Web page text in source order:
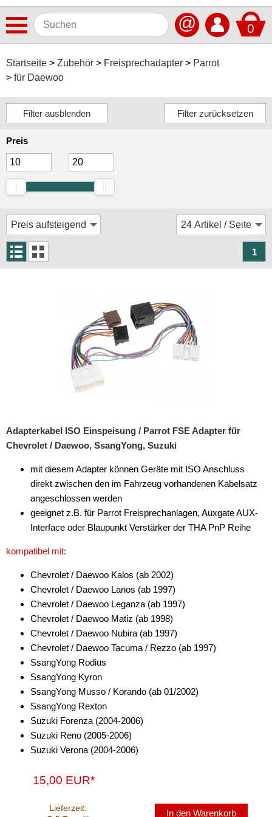
0
@
Startseite Zubehör Freisprechadapter
Parrot
für Daewoo
Autoradios
Dashcams
Freisprechanlagen
Lautsprecher
Navigationssoftware
Navigationssysteme
Antennenkabel
Antennensplitter
Antennenstab
Antennenstecker
Aux-In-Adapter
Bluetooth
CAN-BUS-Adapter
Cinch-Kabel
DAB+
Entriegelung
Entstörmaterial
Fahrzeughalter
Fernbedienungen
Preis
1
Adapterkabel ISO Einspeisung / Parrot FSE Adapter für
Chevrolet / Daewoo, SsangYong, Suzuki
mit diesem Adapter können Geräte mit ISO Anschluss
direkt zwischen den im Fahrzeug vorhandenen Kabelsatz
angeschlossen werden
geeignet z.B. für Parrot Freisprechanlagen, Auxgate AUX-
Interface oder Blaupunkt Verstärker der THA PnP Reihe
kompatibel mit:
Chevrolet / Daewoo Kalos (ab 2002)
Chevrolet / Daewoo Lanos (ab 1997)
Chevrolet / Daewoo Leganza (ab 1997)
Chevrolet / Daewoo Matiz (ab 1998)
Chevrolet / Daewoo Nubira (ab 1997)
Chevrolet / Daewoo Tacuma / Rezzo (ab 1997)
SsangYong Rodius
SsangYong Kyron
SsangYong Musso / Korando (ab 01/2002)
SsangYong Rexton
Suzuki Forenza (2004-2006)
Suzuki Reno (2005-2006)
Suzuki Verona (2004-2006)
15,00 EUR*
Lieferzeit:
In den Warenkorb